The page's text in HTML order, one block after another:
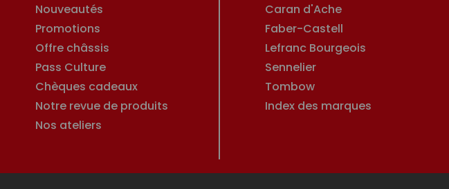
Nouveautés
Promotions
Offre châssis
Pass Culture
Chèques cadeaux
Notre revue de produits
Nos ateliers
Caran d'Ache
Faber-Castell
Lefranc Bourgeois
Sennelier
Tombow
Index des marques